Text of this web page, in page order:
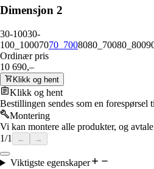
Dimensjon 2
30-10030-
100_10007070_7008080_70080_800
Ordinær pris
10 690,–
Klikk og hent
Klikk og hent
Bestillingen sendes som en
Montering
Vi kan montere alle produkter, og
1/1 ← →
Viktigste egenskaper